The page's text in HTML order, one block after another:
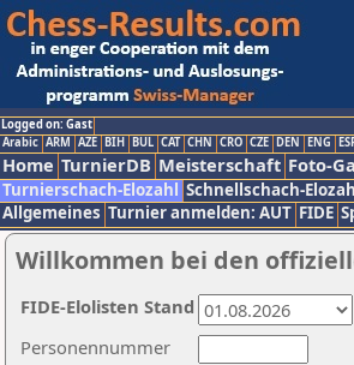
Logged on: Gast
Arabic ARM AZE BIH BUL CAT CHN CRO CZE DEN ENG
Home TurnierDB Meisterschaft Foto-
Turnierschach-Elozahl Schnellschach-
Allgemeines Turnier anmelden: AUT FIDE
Willkommen bei den
Personennummer
FIDE-Elolisten Stand